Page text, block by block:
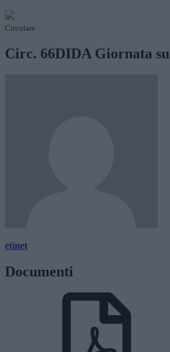
Circolare
Circ. 66DIDA Giornata
etinet
Documenti